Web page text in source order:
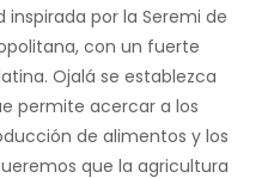
por la Seremi de
con un fuerte
Ojalá se establezca
permite acercar a los
de alimentos y los
que la agricultura